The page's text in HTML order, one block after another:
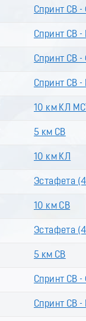
Спринт СВ -
Спринт СВ -
Спринт СВ -
Спринт СВ -
10 км КЛ МСТ
5 км СВ
10 км КЛ
Эстафета
10 км СВ
Эстафета
5 км СВ
Спринт СВ -
Спринт СВ -